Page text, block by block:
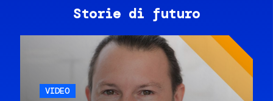
Storie di futuro
VIDEO